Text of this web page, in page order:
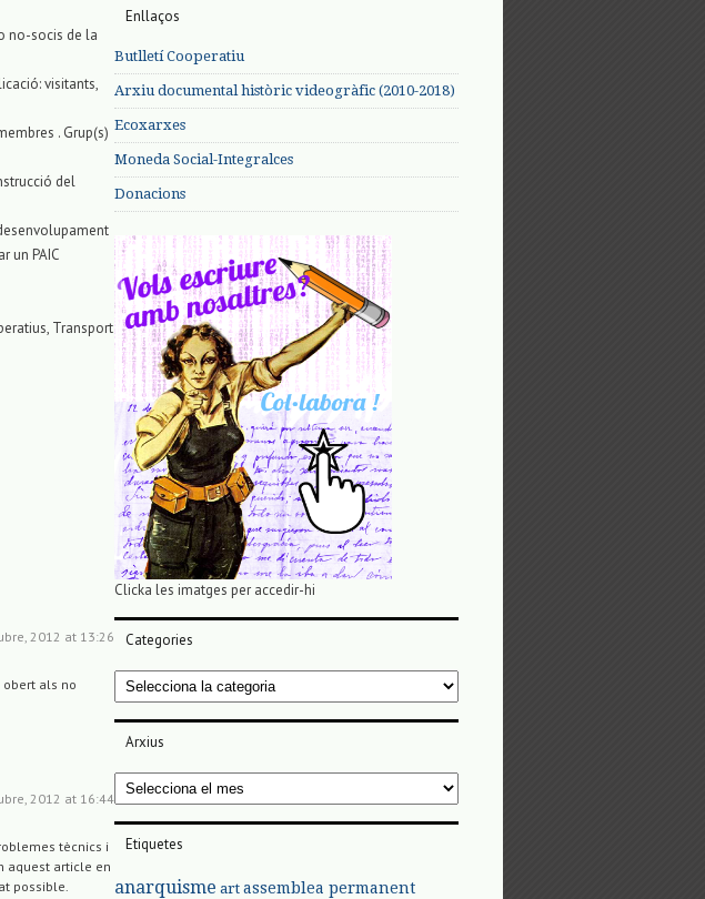
no-socis de la
visitants,
. Grup(s)
del
un PAIC
Transport
2012 at 13:26
obert als no
2012 at 16:44
tècnics i
aquest article en
possible.
Enllaços
Butlletí Cooperatiu
Arxiu documental històric videogràfic (2010-2018)
Ecoxarxes
Moneda Social-Integralces
Donacions
Clicka les imatges per accedir-hi
Categories
Categories
Arxius
Arxius
Etiquetes
anarquisme art assemblea permanent